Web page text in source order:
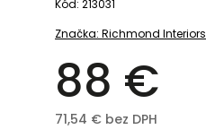
Značka: Richmond Interiors
88 €
71,54 € bez DPH
Kód: 213031